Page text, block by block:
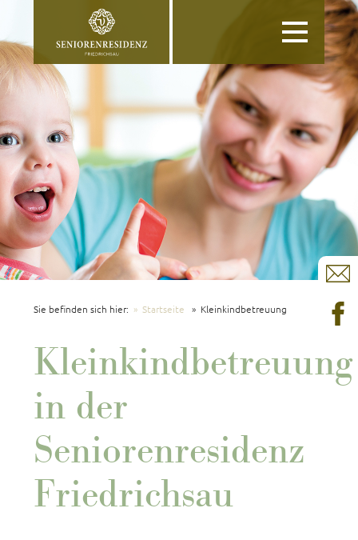
Toggle
navigation
Sie befinden sich hier: Startseite Kleinkindbetreuung
Kleinkindbetreuung
in der
Seniorenresidenz
Friedrichsau